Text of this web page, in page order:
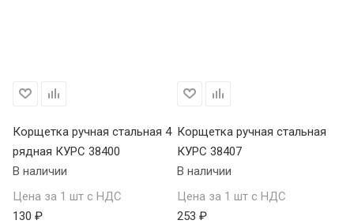
Корщетка ручная стальная 4
рядная КУРС 38400
В наличии
Цена за 1 шт с НДС
130 ₽
Корщетка ручная стальная
КУРС 38407
В наличии
Цена за 1 шт с НДС
253 ₽